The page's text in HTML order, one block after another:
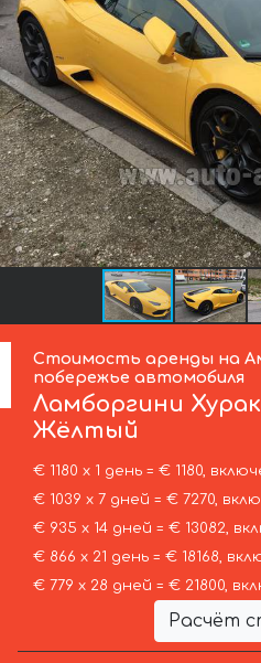
Стоимость аренды на
побережье автомобиля
Ламборгини
Жёлтый
€ 1180 х 1 день = € 1180,
€ 1039 х 7 дней = € 7270,
€ 935 х 14 дней = € 13082,
€ 866 х 21 день = € 18168,
€ 779 х 28 дней = € 21800,
Расчёт